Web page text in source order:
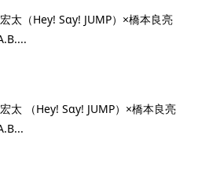
太（Hey! Sɑy! JUMP）×橋本良亮
太 （Hey! Sɑy! JUMP）×橋本良亮